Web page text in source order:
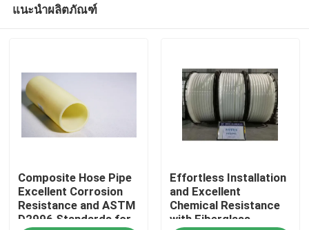
แนะนำผลิตภัณฑ์
Composite Hose Pipe
Excellent Corrosion
Resistance and ASTM
D2996 Standards for
Effortless Installation
and Excellent
Chemical Resistance
with Fiberglass